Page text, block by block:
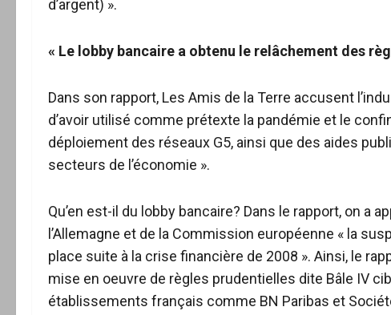
d’argent) ».
« Le lobby bancaire a obtenu le relâchement des
Dans son rapport, Les Amis de la Terre accusent
d’avoir utilisé comme prétexte la pandémie et le
déploiement des réseaux G5, ainsi que des aides
secteurs de l’économie ».
Qu’en est-il du lobby bancaire? Dans le rapport, on a
l’Allemagne et de la Commission européenne « la
place suite à la crise financière de 2008 ». Ainsi, le
mise en oeuvre de règles prudentielles dite Bâle IV
établissements français comme BN Paribas et